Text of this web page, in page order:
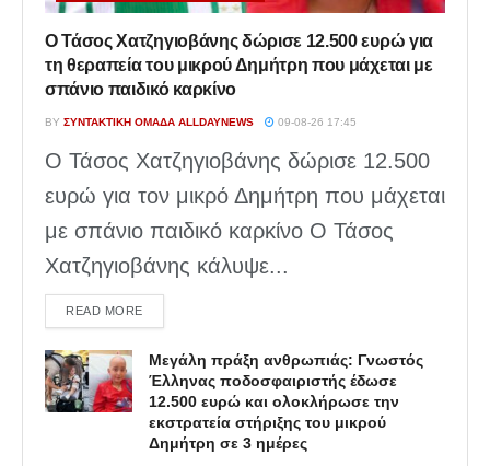
Ο Τάσος Χατζηγιοβάνης δώρισε 12.500 ευρώ για
τη θεραπεία του μικρού Δημήτρη που μάχεται με
σπάνιο παιδικό καρκίνο
BY ΣΥΝΤΑΚΤΙΚΉ ΟΜΆΔΑ ALLDAYNEWS 09-08-26 17:45
Ο Τάσος Χατζηγιοβάνης δώρισε 12.500
ευρώ για τον μικρό Δημήτρη που μάχεται
με σπάνιο παιδικό καρκίνο Ο Τάσος
Χατζηγιοβάνης κάλυψε...
READ MOREDETAILS
Μεγάλη πράξη ανθρωπιάς: Γνωστός
Έλληνας ποδοσφαιριστής έδωσε
12.500 ευρώ και ολοκλήρωσε την
εκστρατεία στήριξης του μικρού
Δημήτρη σε 3 ημέρες